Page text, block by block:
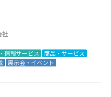
社
情報サービス
商品・サービス
展示会・イベント